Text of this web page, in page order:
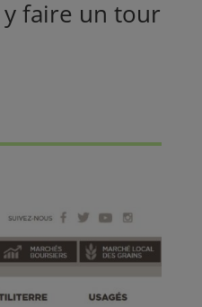
y faire un tour